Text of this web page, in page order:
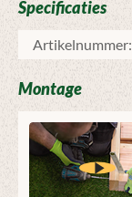
Specificaties
Artikelnummer:
Montage